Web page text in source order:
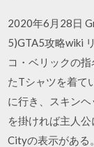
2020年6月28日
5)GTA5攻略wiki
コ・ベリックの
たTシャツを着て
に行き、スキン
を掛ければ主人
Cityの表示がある